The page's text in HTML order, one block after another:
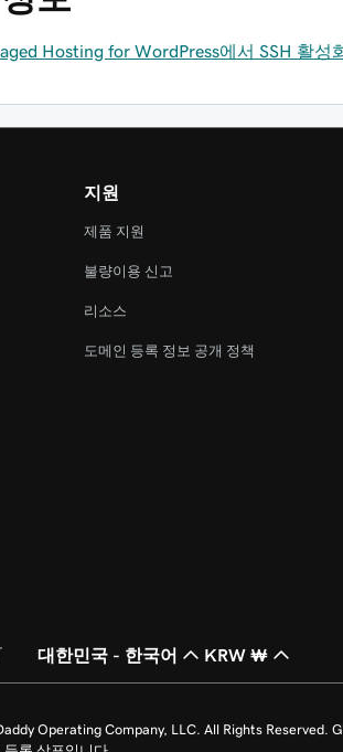
Hosting for WordPress에서 SSH 활성
지원
제품 지원
불량이용 신고
리소스
도메인 등록 정보 공개 정책
대한민국 - 한국어 KRW ₩
Operating Company, LLC. All Rights Reserved.